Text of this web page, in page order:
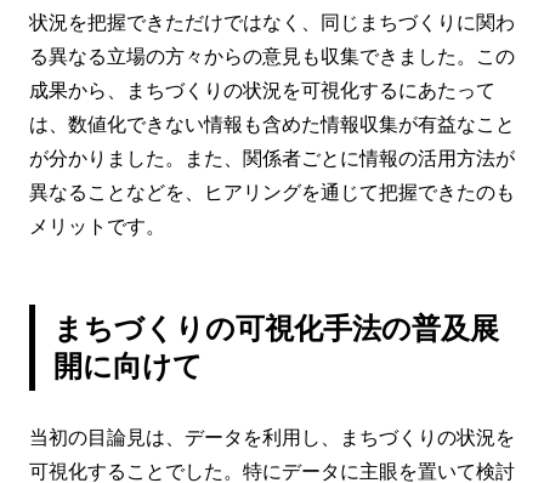
状況を把握できただけではなく、同じまちづくりに関わ
る異なる立場の方々からの意見も収集できました。この
成果から、まちづくりの状況を可視化するにあたって
は、数値化できない情報も含めた情報収集が有益なこと
が分かりました。また、関係者ごとに情報の活用方法が
異なることなどを、ヒアリングを通じて把握できたのも
メリットです。
まちづくりの可視化手法の普及展
開に向けて
当初の目論見は、データを利用し、まちづくりの状況を
可視化することでした。特にデータに主眼を置いて検討